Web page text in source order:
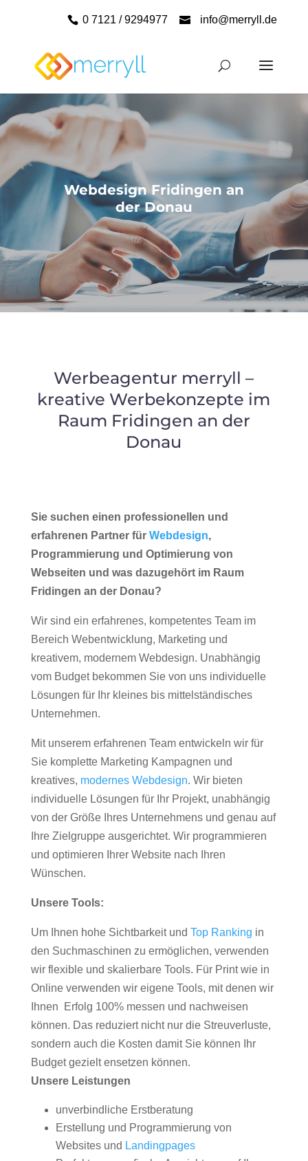
0 7121 / 9294977 info@merryll.de
Webdesign Fridingen an
der Donau
Werbeagentur merryll –
kreative Werbekonzepte im
Raum Fridingen an der
Donau
Sie suchen einen professionellen und
erfahrenen Partner für Webdesign,
Programmierung und Optimierung von
Webseiten und was dazugehört im Raum
Fridingen an der Donau?
Wir sind ein erfahrenes, kompetentes Team im
Bereich Webentwicklung, Marketing und
kreativem, modernem Webdesign. Unabhängig
vom Budget bekommen Sie von uns individuelle
Lösungen für Ihr kleines bis mittelständisches
Unternehmen.
Mit unserem erfahrenen Team entwickeln wir für
Sie komplette Marketing Kampagnen und
kreatives, modernes Webdesign. Wir bieten
individuelle Lösungen für Ihr Projekt, unabhängig
von der Größe Ihres Unternehmens und genau auf
Ihre Zielgruppe ausgerichtet. Wir programmieren
und optimieren Ihrer Website nach Ihren
Wünschen.
Unsere Tools:
Um Ihnen hohe Sichtbarkeit und Top Ranking in
den Suchmaschinen zu ermöglichen, verwenden
wir flexible und skalierbare Tools. Für Print wie in
Online verwenden wir eigene Tools, mit denen wir
Ihnen Erfolg 100% messen und nachweisen
können. Das reduziert nicht nur die Streuverluste,
sondern auch die Kosten damit Sie können Ihr
Budget gezielt ensetzen können.
Unsere Leistungen
unverbindliche Erstberatung
Erstellung und Programmierung von
Websites und Landingpages